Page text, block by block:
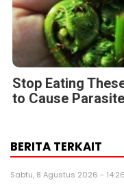
Stop Eating
to Cause
BERITA TERKAIT
Sabtu, 8 Agustus 2026 - 14:26